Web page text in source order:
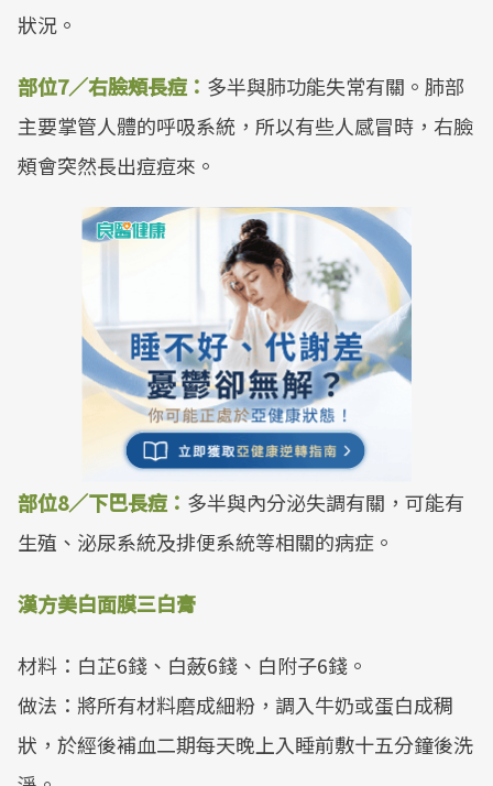
狀況。
部位7／右臉頰長痘： 多半與肺功能失常有關。肺部
主要掌管人體的呼吸系統，所以有些人感冒時，右臉
頰會突然長出痘痘來。
部位8／下巴長痘： 多半與內分泌失調有關，可能有
生殖、泌尿系統及排便系統等相關的病症。
漢方美白面膜三白膏
材料：白芷6錢、白蘞6錢、白附子6錢。
做法：將所有材料磨成細粉，調入牛奶或蛋白成稠
狀，於經後補血二期每天晚上入睡前敷十五分鐘後洗